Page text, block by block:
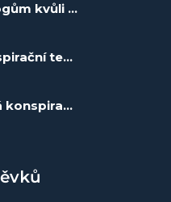
Vyhrožují meteorologům kvůli hurikánu?! - Spiknutí #107
Co vlastně jsou konspirační teorie? - Spiknutí #43
Watergate: Pravdivá konspirační teorie? - Spiknutí #18